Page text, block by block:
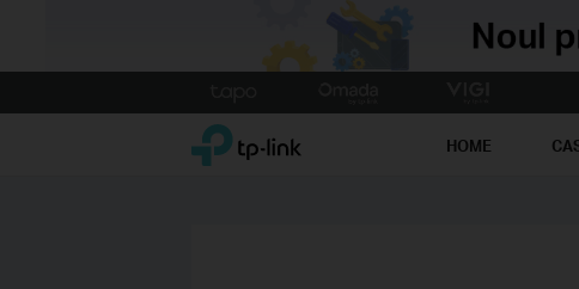
to
TP-Link, Reliably Smart HOME